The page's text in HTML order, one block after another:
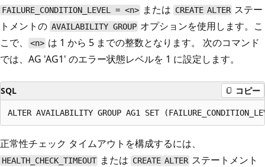
FAILURE_CONDITION_LEVEL = <n> または CREATE ALTER ステー
トメントの AVAILABILITY GROUP オプションを使用します。こ
こで、
<n> は 1 から 5 までの整数となります。 次のコマンド
では、AG 'AG1' のエラー状態レベルを 1 に設定します。
SQL コピー
正常性チェック タイムアウトを構成するには、
HEALTH_CHECK_TIMEOUT または CREATE ALTER ステートメント